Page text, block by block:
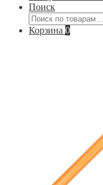
Поиск
Искать:
Корзина 0